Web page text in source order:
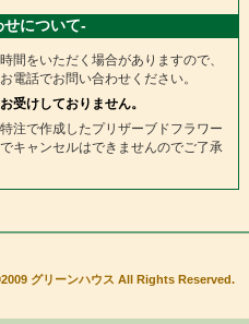
について-
間をいただく場合がありますので、
電話でお問い合わせください。
受けしておりません。
注で作成したプリザーブドフラワー
キャンセルはできませんのでご了承
グリーンハウス All Rights Reserved.